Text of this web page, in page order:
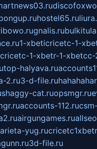
hostel65.ru
gnalis.ru
1-xbeticricetc-1-
cricetc-1-xbetr-1-xbetcc-
top-halyava.ru
2.ru3-d-file.ru
shaggy-cat.ruopsmgr.ru
accounts-112.ru
airgungames.ru
yug.ru
3d-file.ru